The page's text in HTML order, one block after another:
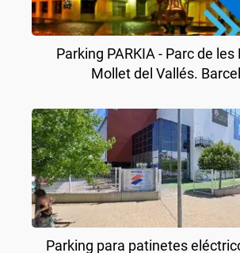
Parking PARKIA - Parc de les
Mollet del Vallés.
Parking para patinetes